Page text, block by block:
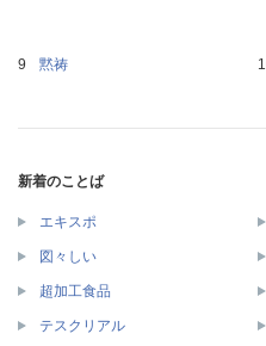
黙祷
新着のことば
エキスポ
図々しい
超加工食品
テスクリアル